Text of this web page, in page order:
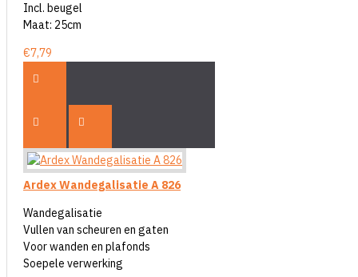
Incl. beugel
Maat: 25cm
€7,79
Ardex Wandegalisatie A 826
Wandegalisatie
Vullen van scheuren en gaten
Voor wanden en plafonds
Soepele verwerking